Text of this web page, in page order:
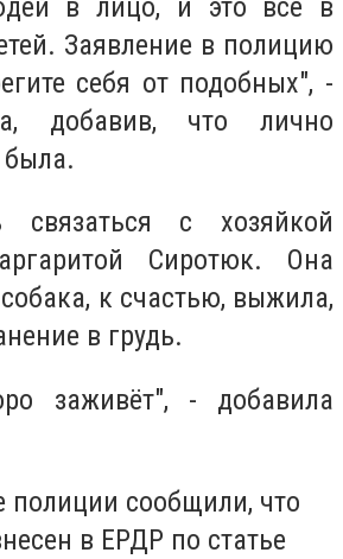
в лицо, и это все в
Заявление в полицию
себя от подобных", -
добавив, что лично
была.
связаться с хозяйкой
Сиротюк. Она
к счастью, выжила,
в грудь.
заживёт", - добавила
полиции сообщили, что
в ЕРДР по статье